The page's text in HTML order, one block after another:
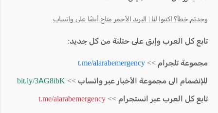
وجدتم خطأ؟ اكتبوا لنا | البريد الأحمر متاح أيضًا على واتساب
تابع كل العرب وإبق على حتلنة من كل جديد:
مجموعة تلجرام >> t.me/alarabemergency
للإنضمام الى مجموعة الأخبار عبر واتساب >> bit.ly/3AG8ibK
تابع كل العرب عبر انستجرام >> t.me/alarabemergency